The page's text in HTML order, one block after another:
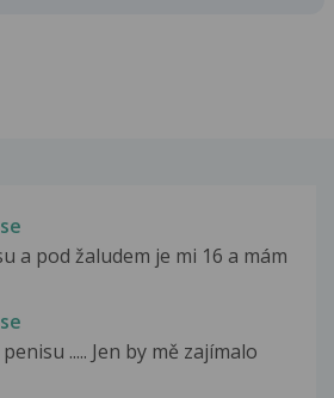
a pod žaludem je mi 16 a mám
..... Jen by mě zajímalo